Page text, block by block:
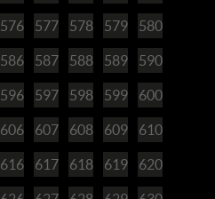
576 577 578 579 580
586 587 588 589 590
596 597 598 599 600
606 607 608 609 610
616 617 618 619 620